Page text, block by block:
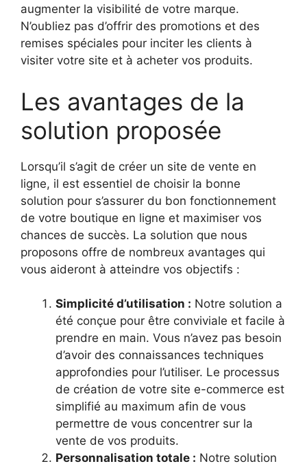
augmenter la visibilité de votre marque.
N’oubliez pas d’offrir des promotions et des
remises spéciales pour inciter les clients à
visiter votre site et à acheter vos produits.
Les avantages de la
solution proposée
Lorsqu’il s’agit de créer un site de vente en
ligne, il est essentiel de choisir la bonne
solution pour s’assurer du bon fonctionnement
de votre boutique en ligne et maximiser vos
chances de succès. La solution que nous
proposons offre de nombreux avantages qui
vous aideront à atteindre vos objectifs :
Simplicité d’utilisation : Notre solution a
été conçue pour être conviviale et facile à
prendre en main. Vous n’avez pas besoin
d’avoir des connaissances techniques
approfondies pour l’utiliser. Le processus
de création de votre site e-commerce est
simplifié au maximum afin de vous
permettre de vous concentrer sur la
vente de vos produits.
Personnalisation totale : Notre solution